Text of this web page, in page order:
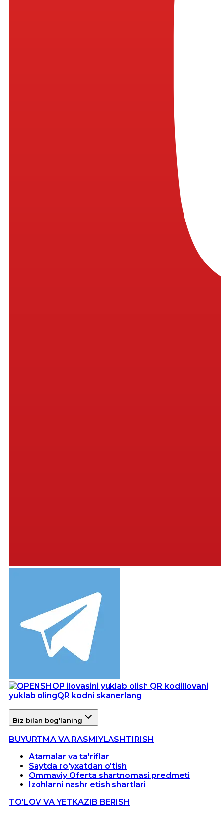
Ilovani
yuklab olingQR kodni skanerlang
Biz bilan bog'laning
BUYURTMA VA RASMIYLASHTIRISH
Atamalar va ta'riflar
Saytda ro'yxatdan o'tish
Ommaviy Oferta shartnomasi predmeti
Izohlarni nashr etish shartlari
TO'LOV VA YETKAZIB BERISH